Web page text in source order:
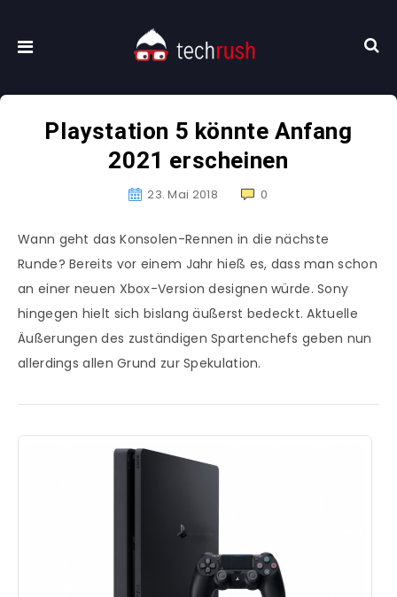
Playstation 5 könnte Anfang
2021 erscheinen
23. Mai 2018 0
Wann geht das Konsolen-Rennen in die nächste
Runde? Bereits vor einem Jahr hieß es, dass man schon
an einer neuen Xbox-Version designen würde. Sony
hingegen hielt sich bislang äußerst bedeckt. Aktuelle
Äußerungen des zuständigen Spartenchefs geben nun
allerdings allen Grund zur Spekulation.